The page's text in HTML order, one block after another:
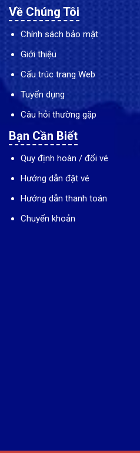
Về Chúng Tôi
Chính sách bảo mật
Giới thiệu
Cấu trúc trang Web
Tuyển dụng
Câu hỏi thường gặp
Bạn Cần Biết
Quy định hoàn / đổi vé
Hướng dẫn đặt vé
Hướng dẫn thanh toán
Chuyển khoản